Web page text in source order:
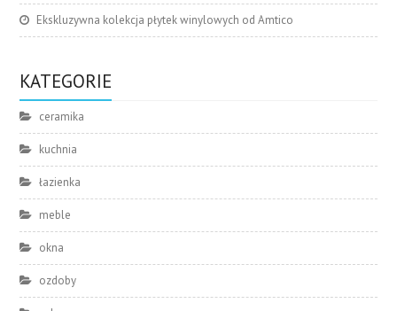
Ekskluzywna kolekcja płytek winylowych od Amtico
KATEGORIE
ceramika
kuchnia
łazienka
meble
okna
ozdoby